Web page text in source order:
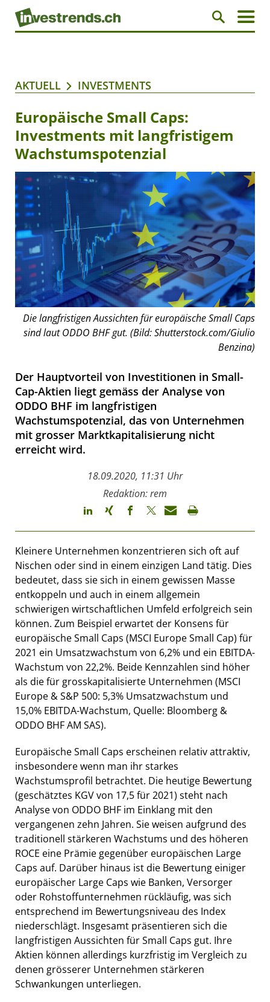
AKTUELL INVESTMENTS
Europäische Small Caps:
Investments mit langfristigem
Wachstumspotenzial
Die langfristigen Aussichten für europäische Small Caps
sind laut ODDO BHF gut. (Bild: Shutterstock.com/Giulio
Benzina)
Der Hauptvorteil von Investitionen in Small-
Cap-Aktien liegt gemäss der Analyse von
ODDO BHF im langfristigen
Wachstumspotenzial, das von Unternehmen
mit grosser Marktkapitalisierung nicht
erreicht wird.
18.09.2020, 11:31 Uhr
Redaktion: rem
Kleinere Unternehmen konzentrieren sich oft auf
Nischen oder sind in einem einzigen Land tätig. Dies
bedeutet, dass sie sich in einem gewissen Masse
entkoppeln und auch in einem allgemein
schwierigen wirtschaftlichen Umfeld erfolgreich sein
können. Zum Beispiel erwartet der Konsens für
europäische Small Caps (MSCI Europe Small Cap) für
2021 ein Umsatzwachstum von 6,2% und ein EBITDA-
Wachstum von 22,2%. Beide Kennzahlen sind höher
als die für grosskapitalisierte Unternehmen (MSCI
Europe & S&P 500: 5,3% Umsatzwachstum und
15,0% EBITDA-Wachstum, Quelle: Bloomberg &
ODDO BHF AM SAS).
Europäische Small Caps erscheinen relativ attraktiv,
insbesondere wenn man ihr starkes
Wachstumsprofil betrachtet. Die heutige Bewertung
(geschätztes KGV von 17,5 für 2021) steht nach
Analyse von ODDO BHF im Einklang mit den
vergangenen zehn Jahren. Sie weisen aufgrund des
traditionell stärkeren Wachstums und des höheren
ROCE eine Prämie gegenüber europäischen Large
Caps auf. Darüber hinaus ist die Bewertung einiger
europäischer Large Caps wie Banken, Versorger
oder Rohstoffunternehmen rückläufig, was sich
entsprechend im Bewertungsniveau des Index
niederschlägt. Insgesamt präsentieren sich die
langfristigen Aussichten für Small Caps gut. Ihre
Aktien können allerdings kurzfristig im Vergleich zu
denen grösserer Unternehmen stärkeren
Schwankungen unterliegen.